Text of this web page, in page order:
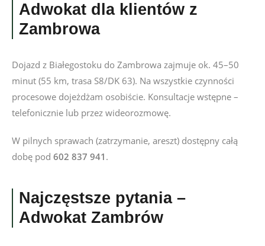
Adwokat dla klientów z
Zambrowa
Dojazd z Białegostoku do Zambrowa zajmuje ok. 45–50
minut (55 km, trasa S8/DK 63). Na wszystkie czynności
procesowe dojeżdżam osobiście. Konsultacje wstępne –
telefonicznie lub przez wideorozmowę.
W pilnych sprawach (zatrzymanie, areszt) dostępny całą
dobę pod 602 837 941 .
Najczęstsze pytania –
Adwokat Zambrów